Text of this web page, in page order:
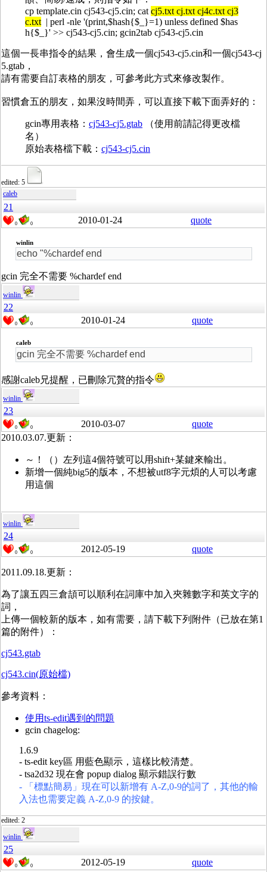
cp template.cin cj543-cj5.cin; catcj5.txt cj.txt cj4c.txt cj3
c.txt| perl -nle '(print,$hash{$_}=1) unless defined $has
h{$_}' >> cj543-cj5.cin; gcin2tab cj543-cj5.cin
這個一長串指令的結果，會生成一個cj543-cj5.cin和一個cj543-cj
5.gtab，
請有需要自訂表格的朋友，可參考此方式來修改製作。
習慣倉五的朋友，如果沒時間弄，可以直接下載下面弄好的：
gcin專用表格： cj543-cj5.gtab （使用前請記得更改檔
名）
原始表格檔下載： cj543-cj5.cin
edited: 5
caleb
21
0 0 2010-01-24 quote
winlin
echo "%chardef end
gcin 完全不需要 %chardef end
winlin
22
0 0 2010-01-24 quote
caleb
gcin 完全不需要 %chardef end
感謝caleb兄提醒，已刪除冗贅的指令
winlin
23
0 0 2010-03-07
quote
2010.03.07.更新：
～！（）左列這4個符號可以用shift+某鍵來輸出。
新增一個純big5的版本，不想被utf8字元煩的人可以考慮
用這個
winlin
24
0 0 2012-05-19 quote
2011.09.18.更新：
為了讓五四三倉頡可以順利在詞庫中加入夾雜數字和英文字的
詞，
上傳一個較新的版本，如有需要，請下載下列附件（已放在第1
篇的附件）：
cj543.gtab
cj543.cin(原始檔)
參考資料：
使用ts-edit遇到的問題
gcin chagelog:
1.6.9
- ts-edit key區 用藍色顯示，這樣比較清楚。
- tsa2d32 現在會 popup dialog 顯示錯誤行數
- 「標點簡易」現在可以新增有 A-Z,0-9的詞了，其他的輸
入法也需要定義 A-Z,0-9 的按鍵。
edited: 2
winlin
25
0 0 2012-05-19 quote